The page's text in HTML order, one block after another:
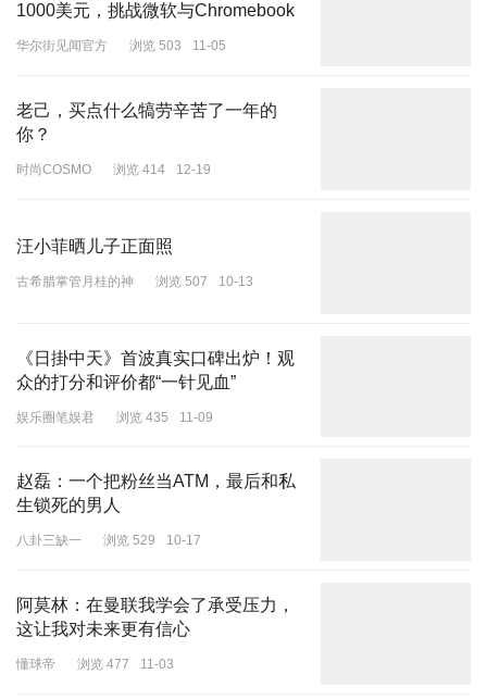
1000美元，挑战微软与Chromebook
华尔街见闻官方 浏览 503 11-05
老己，买点什么犒劳辛苦了一年的
你？
时尚COSMO 浏览 414 12-19
汪小菲晒儿子正面照
古希腊掌管月桂的神 浏览 507 10-13
《日掛中天》首波真实口碑出炉！观
众的打分和评价都“一针见血”
娱乐圈笔娱君 浏览 435 11-09
赵磊：一个把粉丝当ATM，最后和私
生锁死的男人
八卦三缺一 浏览 529 10-17
阿莫林：在曼联我学会了承受压力，
这让我对未来更有信心
懂球帝 浏览 477 11-03